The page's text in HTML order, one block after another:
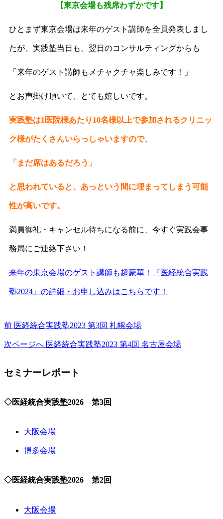
【東京会場も残席わずかです】
ひとまず東京会場は来年のゲスト講師を全員発表しまし
たが、実践塾当日も、翌日のコンサルティングからも
「来年のゲスト講師もメチャクチャ楽しみです！」
とお声掛け頂いて、とても嬉しいです。
実践塾は1医院様あたり10名様以上で参加されるクリニッ
ク様がたくさんいらっしゃいますので、
「まだ席はあるだろう」
と思われていると、あっという間に埋まってしまう可能
性が高いです。
満員御礼・キャンセル待ちになる前に、今すぐ実践会事
務局にご連絡下さい！
来年の東京会場のゲスト講師も超豪華！『医経統合実践
塾2024』の詳細・お申し込みはこちらです！
前 医経統合実践塾2023 第3回 札幌会場
次ページへ 医経統合実践塾2023 第4回 名古屋会場
セミナーレポート
◇医経統合実践塾2026 第3回
大阪会場
博多会場
◇医経統合実践塾2026 第2回
大阪会場